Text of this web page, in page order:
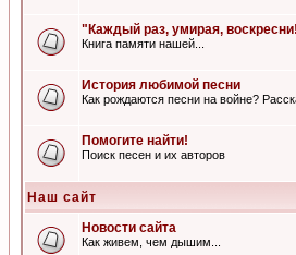
"Каждый раз, умирая,
Книга памяти нашей...
История любимой песни
Как рождаются песни на войне?
Помогите найти!
Поиск песен и их авторов
Наш сайт
Новости сайта
Как живем, чем дышим...